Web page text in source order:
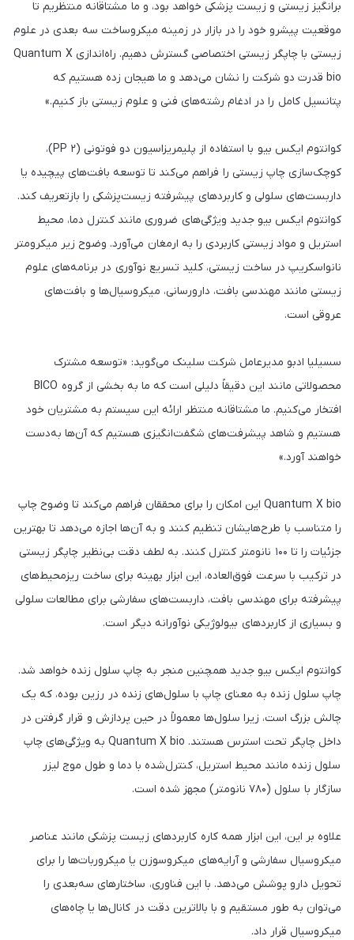
برانگیز زیستی و زیست پزشکی خواهد بود، و ما مشتاقانه منتظریم تا
موقعیت پیشرو خود را در بازار در زمینه میکروساخت سه بعدی در علوم
زیستی با چاپگر زیستی اختصاصی گسترش دهیم. راه‌اندازی Quantum X
bio قدرت دو شرکت را نشان می‌دهد و ما هیجان زده هستیم که
پتانسیل کامل را در ادغام رشته‌های فنی و علوم زیستی باز کنیم.»
کوانتوم ایکس بیو با استفاده از پلیمریزاسیون دو فوتونی (۲ PP)،
کوچک‌سازی چاپ زیستی را فراهم می‌کند تا توسعه بافت‌های پیچیده یا
داربست‌های سلولی و کاربرد‌های پیشرفته زیست‌پزشکی را بازتعریف کند.
کوانتوم ایکس بیو جدید ویژگی‌های ضروری مانند کنترل دما، محیط
استریل و مواد زیستی کاربردی را به ارمغان می‌آورد. وضوح زیر میکرومتر
نانواسکریپ در ساخت زیستی، کلید تسریع نوآوری در برنامه‌های علوم
زیستی مانند مهندسی بافت، دارورسانی، میکروسیال‌ها و بافت‌های
عروقی است.
سسیلیا ادبو مدیرعامل شرکت سلینک می‌گوید: «توسعه مشترک
محصولاتی مانند این دقیقاً دلیلی است که ما به بخشی از گروه BICO
افتخار می‌کنیم. ما مشتاقانه منتظر ارائه این سیستم به مشتریان خود
هستیم و شاهد پیشرفت‌های شگفت‌انگیزی هستیم که آن‌ها به‌دست
خواهند آورد.»
Quantum X bio این امکان را برای محققان فراهم می‌کند تا وضوح چاپ
را متناسب با طرح‌هایشان تنظیم کنند و به آن‌ها اجازه می‌دهد تا بهترین
جزئیات را تا ۱۰۰ نانومتر کنترل کنند. به لطف دقت بی‌نظیر چاپگر زیستی
در ترکیب با سرعت فوق‌العاده، این ابزار بهینه برای ساخت ریزمحیط‌های
پیشرفته برای مهندسی بافت، داربست‌های سفارشی برای مطالعات سلولی
و بسیاری از کاربرد‌های بیولوژیکی نوآورانه دیگر است.
کوانتوم ایکس بیو جدید همچنین منجر به چاپ سلول زنده خواهد شد.
چاپ سلول زنده به معنای چاپ با سلول‌های زنده در رزین بوده، که یک
چالش بزرگ است، زیرا سلول‌ها معمولاً در حین پردازش و قرار گرفتن در
داخل چاپگر تحت استرس هستند. Quantum X bio به ویژگی‌های چاپ
سلول زنده مانند محیط استریل، کنترل‌شده با دما و طول موج لیزر
سازگار با سلول (۷۸۰ نانومتر) مجهز شده است.
علاوه بر این، این ابزار همه کاره کاربرد‌های زیست پزشکی مانند عناصر
میکروسیال سفارشی و آرایه‌های میکروسوزن یا میکروربات‌ها را برای
تحویل دارو پوشش می‌دهد. با این فناوری، ساختار‌های سه‌بعدی را
می‌توان به طور مستقیم و با بالاترین دقت در کانال‌ها یا چاه‌های
میکروسیال قرار داد.